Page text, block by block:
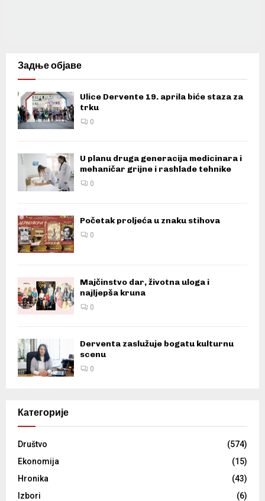
Задње објаве
Ulice Dervente 19. aprila biće staza za
trku
0
U planu druga generacija medicinara i
mehaničar grijne i rashlade tehnike
0
Početak proljeća u znaku stihova
0
Majčinstvo dar, životna uloga i
najljepša kruna
0
Derventa zaslužuje bogatu kulturnu
scenu
0
Категорије
Društvo
(574)
Ekonomija
(15)
Hronika
(43)
Izbori
(6)